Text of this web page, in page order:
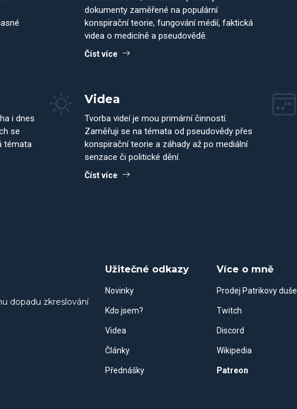
dokumenty zaměřené na populární
konspirační teorie, fungování médií, faktická
videa o medicíně a pseudovědě.
Číst více
i dnes
se
témata
Videa
Tvorba videí je mou primární činností.
Zaměřuji se na témata od pseudovědy přes
konspirační teorie a záhady až po mediální
senzace či politické dění.
Číst více
dopadu zkreslování
Užitečné odkazy
Novinky
Kdo jsem?
Videa
Články
Přednášky
Více o mně
Prodej Patrikovy duše
Twitch
Discord
Wikipedia
Patreon